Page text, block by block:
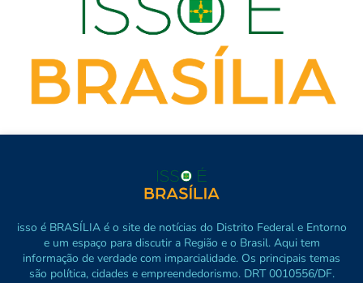
isso é BRASÍLIA é o site de notícias do Distrito Federal e Entorno
e um espaço para discutir a Região e o Brasil. Aqui tem
informação de verdade com imparcialidade. Os principais temas
são política, cidades e empreendedorismo. DRT 0010556/DF.